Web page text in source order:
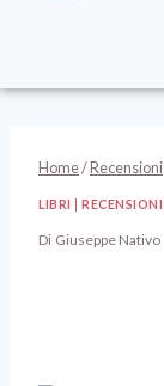
Home/Recensioni
LIBRI |RECENSIONI
Di Giuseppe Nativo